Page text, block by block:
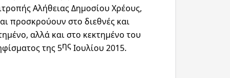
Αλήθειας Δημοσίου Χρέους,
προσκρούουν στο διεθνές και
αλλά και στο κεκτημένο του
της 5ηςΙουλίου 2015.